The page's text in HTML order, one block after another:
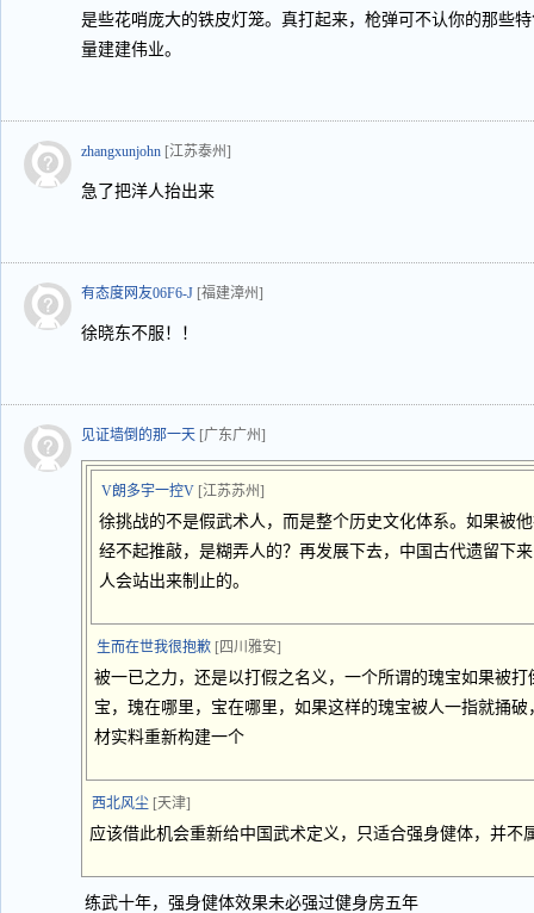
是些花哨庞大的铁皮灯笼。真打起来，枪弹可不认你的那些
量建建伟业。
zhangxunjohn [江苏泰州]
急了把洋人抬出来
有态度网友06F6-J [福建漳州]
徐晓东不服！！
见证墙倒的那一天 [广东广州]
V朗多宇一控V [江苏苏州]
徐挑战的不是假武术人，而是整个历史文化体系。如果被
经不起推敲，是糊弄人的？再发展下去，中国古代遗留下
人会站出来制止的。
生而在世我很抱歉 [四川雅安]
被一已之力，还是以打假之名义，一个所谓的瑰宝如果被
宝，瑰在哪里，宝在哪里，如果这样的瑰宝被人一指就捅
材实料重新构建一个
西北风尘 [天津]
应该借此机会重新给中国武术定义，只适合强身健体，并不
练武十年，强身健体效果未必强过健身房五年